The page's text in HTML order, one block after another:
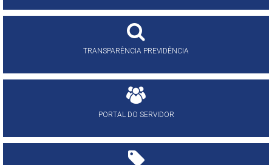
TRANSPARÊNCIA PREVIDÊNCIA
PORTAL DO SERVIDOR